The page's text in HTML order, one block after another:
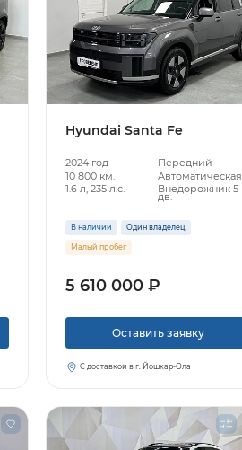
Hyundai Santa Fe
2024 год
Передний
10 800 км.
Автоматическая
1.6 л, 235 л.с.
Внедорожник 5
дв.
В наличии Один владелец
Малый пробег
5 610 000 ₽
Оставить заявку
С доставкой в г. Йошкар-Ола